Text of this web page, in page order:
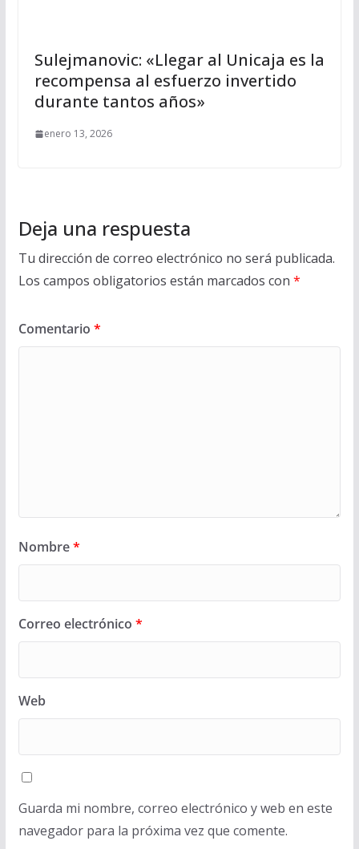
Sulejmanovic: «Llegar al Unicaja es la
recompensa al esfuerzo invertido
durante tantos años»
enero 13, 2026
Deja una respuesta
Tu dirección de correo electrónico no será publicada.
Los campos obligatorios están marcados con *
Comentario *
Nombre*
Correo electrónico *
Web
Guarda mi nombre, correo electrónico y web en este
navegador para la próxima vez que comente.